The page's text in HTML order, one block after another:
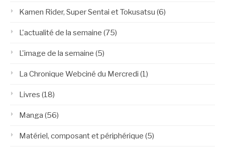
Kamen Rider, Super Sentai et Tokusatsu (6)
L'actualité de la semaine (75)
L'image de la semaine (5)
La Chronique Webciné du Mercredi (1)
Livres (18)
Manga (56)
Matériel, composant et périphérique (5)